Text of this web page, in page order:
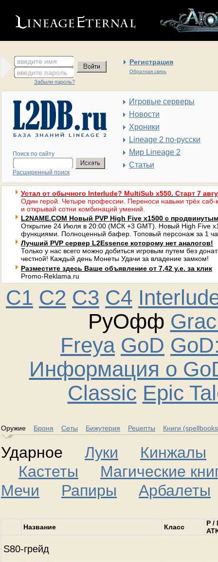
введите имя Регистрация
Обратная связь
введите пароль
Забыли пароль?
Поиск по сайту
Расширенный поиск
Игровые серверы
Новости
Хроники
Lineage 2 по-русски
Мир Lineage 2
Статьи
Устал от обычного Interlude? MultiSub x550. Старт 7
Один герой. Четыре профессии. Переноси навыки трёх саб-
и открывай сотни комбинаций умений.
L2NAME.COM Новый PVP High Five x1500 с
Открытие 24 Июля в 20:00 (МСК +3 GMT). Новый High Five
функциями. Полноценный бафер. Топовый персонаж за 1
Лучший PVP сервер L2Essence которому нет аналогов!
Только у нас всего можно добиться игровым путем без
честной! Каждый день Монеты Удачи за владение замком!
Разместите здесь Ваше объявление от 7,42 у.е. за клик
Promo-Reklama.ru
C1 C2 C3 C4
РуОфф
Freya GoD
Информация о
Classic Epic
Оружие Броня Сеты Бижутерия Рецепты Книги
Ударное Луки
Кинжалы
Кастеты
Магические
Мечи
Рапиры Арбалеты
Название Класс
P /
S80-грейд